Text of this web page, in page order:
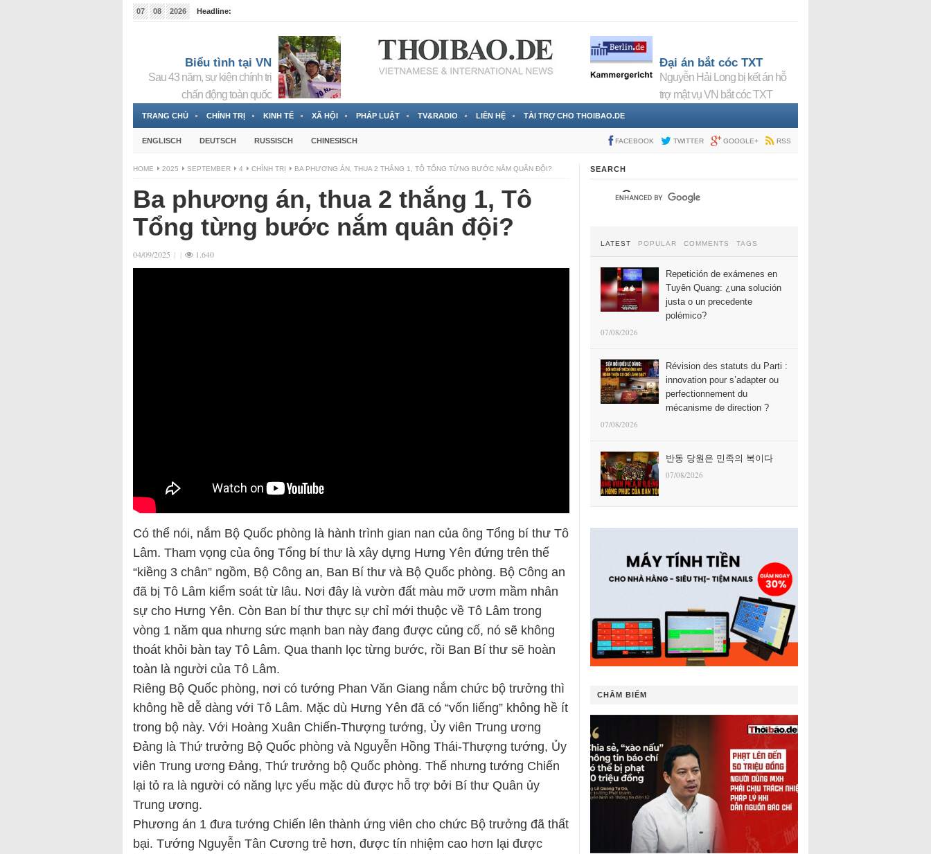
07 08 2026
Headline:
Biểu tình tại VN
Sau 43 năm, sự kiện chính trị
chấn động toàn quốc
Đại án bắt cóc TXT
Nguyễn Hải Long bị kết án hỗ
trợ mật vụ VN bắt cóc TXT
TRANG CHỦ CHÍNH TRỊ KINH TẾ XÃ HỘI PHÁP LUẬT TV&RADIO LIÊN HỆ TÀI TRỢ CHO THOIBAO.DE
ENGLISCH DEUTSCH RUSSISCH CHINESISCH FACEBOOK TWITTER GOOGLE+ RSS
HOME 2025 SEPTEMBER 4 CHÍNH TRỊ BA PHƯƠNG ÁN, THUA 2 THẮNG 1, TÔ TỔNG TỪNG BƯỚC NẮM QUÂN ĐỘI?
Ba phương án, thua 2 thắng 1, Tô
Tổng từng bước nắm quân đội?
04/09/2025 | | 1.640
Có thể nói, nắm Bộ Quốc phòng là hành trình gian nan của ông Tổng bí thư Tô
Lâm. Tham vọng của ông Tổng bí thư là xây dựng Hưng Yên đứng trên thế
“kiềng 3 chân” ngồm, Bộ Công an, Ban Bí thư và Bộ Quốc phòng. Bộ Công an
đã bị Tô Lâm kiểm soát từ lâu. Nơi đây là vườn đất màu mỡ ươm mầm nhân
sự cho Hưng Yên. Còn Ban bí thư thực sự chỉ mới thuộc về Tô Lâm trong
vòng 1 năm qua nhưng sức mạnh ban này đang được củng cố, nó sẽ không
thoát khỏi bàn tay Tô Lâm. Qua thanh lọc từng bước, rồi Ban Bí thư sẽ hoàn
toàn là người của Tô Lâm.
Riêng Bộ Quốc phòng, nơi có tướng Phan Văn Giang nắm chức bộ trưởng thì
không hề dễ dàng với Tô Lâm. Mặc dù Hưng Yên đã có “vốn liếng” không hề ít
trong bộ này. Với Hoàng Xuân Chiến-Thượng tướng, Ủy viên Trung ương
Đảng là Thứ trưởng Bộ Quốc phòng và Nguyễn Hồng Thái-Thượng tướng, Ủy
viên Trung ương Đảng, Thứ trưởng bộ Quốc phòng. Thế nhưng tướng Chiến
lại tỏ ra là người có năng lực yếu mặc dù được hỗ trợ bởi Bí thư Quân ủy
Trung ương.
Phương án 1 đưa tướng Chiến lên thành ứng viên cho chức Bộ trưởng đã thất
bại. Tướng Nguyễn Tân Cương trẻ hơn, được tín nhiệm cao hơn lại được
SEARCH
LATEST POPULAR COMMENTS TAGS
Repetición de exámenes en
Tuyên Quang: ¿una solución
justa o un precedente
polémico?
07/08/2026
Révision des statuts du Parti :
innovation pour s’adapter ou
perfectionnement du
mécanisme de direction ?
07/08/2026
반동 당원은 민족의 복이다
07/08/2026
CHÂM BIẾM